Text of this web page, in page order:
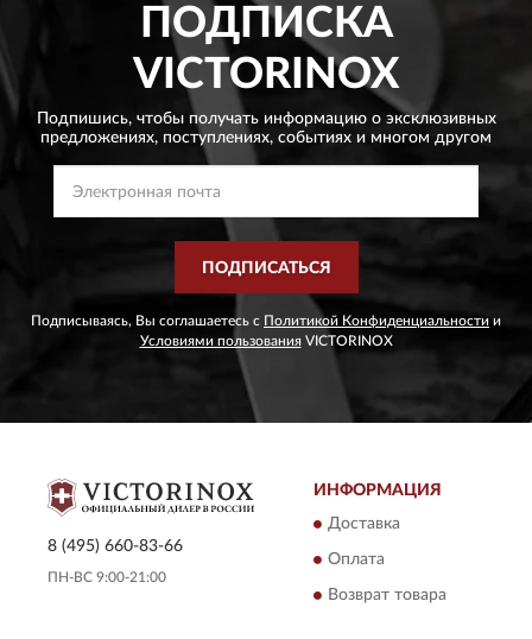
ПОДПИСКА
VICTORINOX
Подпишись, чтобы получать информацию о эксклюзивных
предложениях, поступлениях, событиях и многом другом
ПОДПИСАТЬСЯ
Подписываясь, Вы соглашаетесь с Политикой Конфиденциальности и
Условиями пользованияVICTORINOX
8 (495) 660-83-66
ПН-ВС 9:00-21:00
ИНФОРМАЦИЯ
Доставка
Оплата
Возврат товара